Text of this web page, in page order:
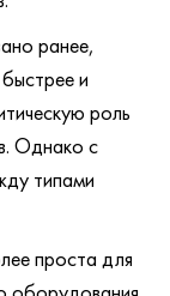
ранее,
и
роль
Однако с
типами
проста для